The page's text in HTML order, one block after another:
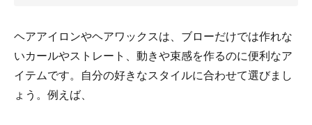
ヘアアイロンやヘアワックスは、ブローだけでは作れな
いカールやストレート、動きや束感を作るのに便利なア
イテムです。自分の好きなスタイルに合わせて選びまし
ょう。例えば、